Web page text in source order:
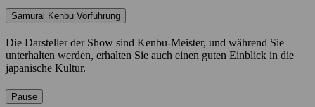
Samurai Kenbu Vorführung
Die Darsteller der Show sind Kenbu-Meister, und während Sie
unterhalten werden, erhalten Sie auch einen guten Einblick in die
japanische Kultur.
Pause